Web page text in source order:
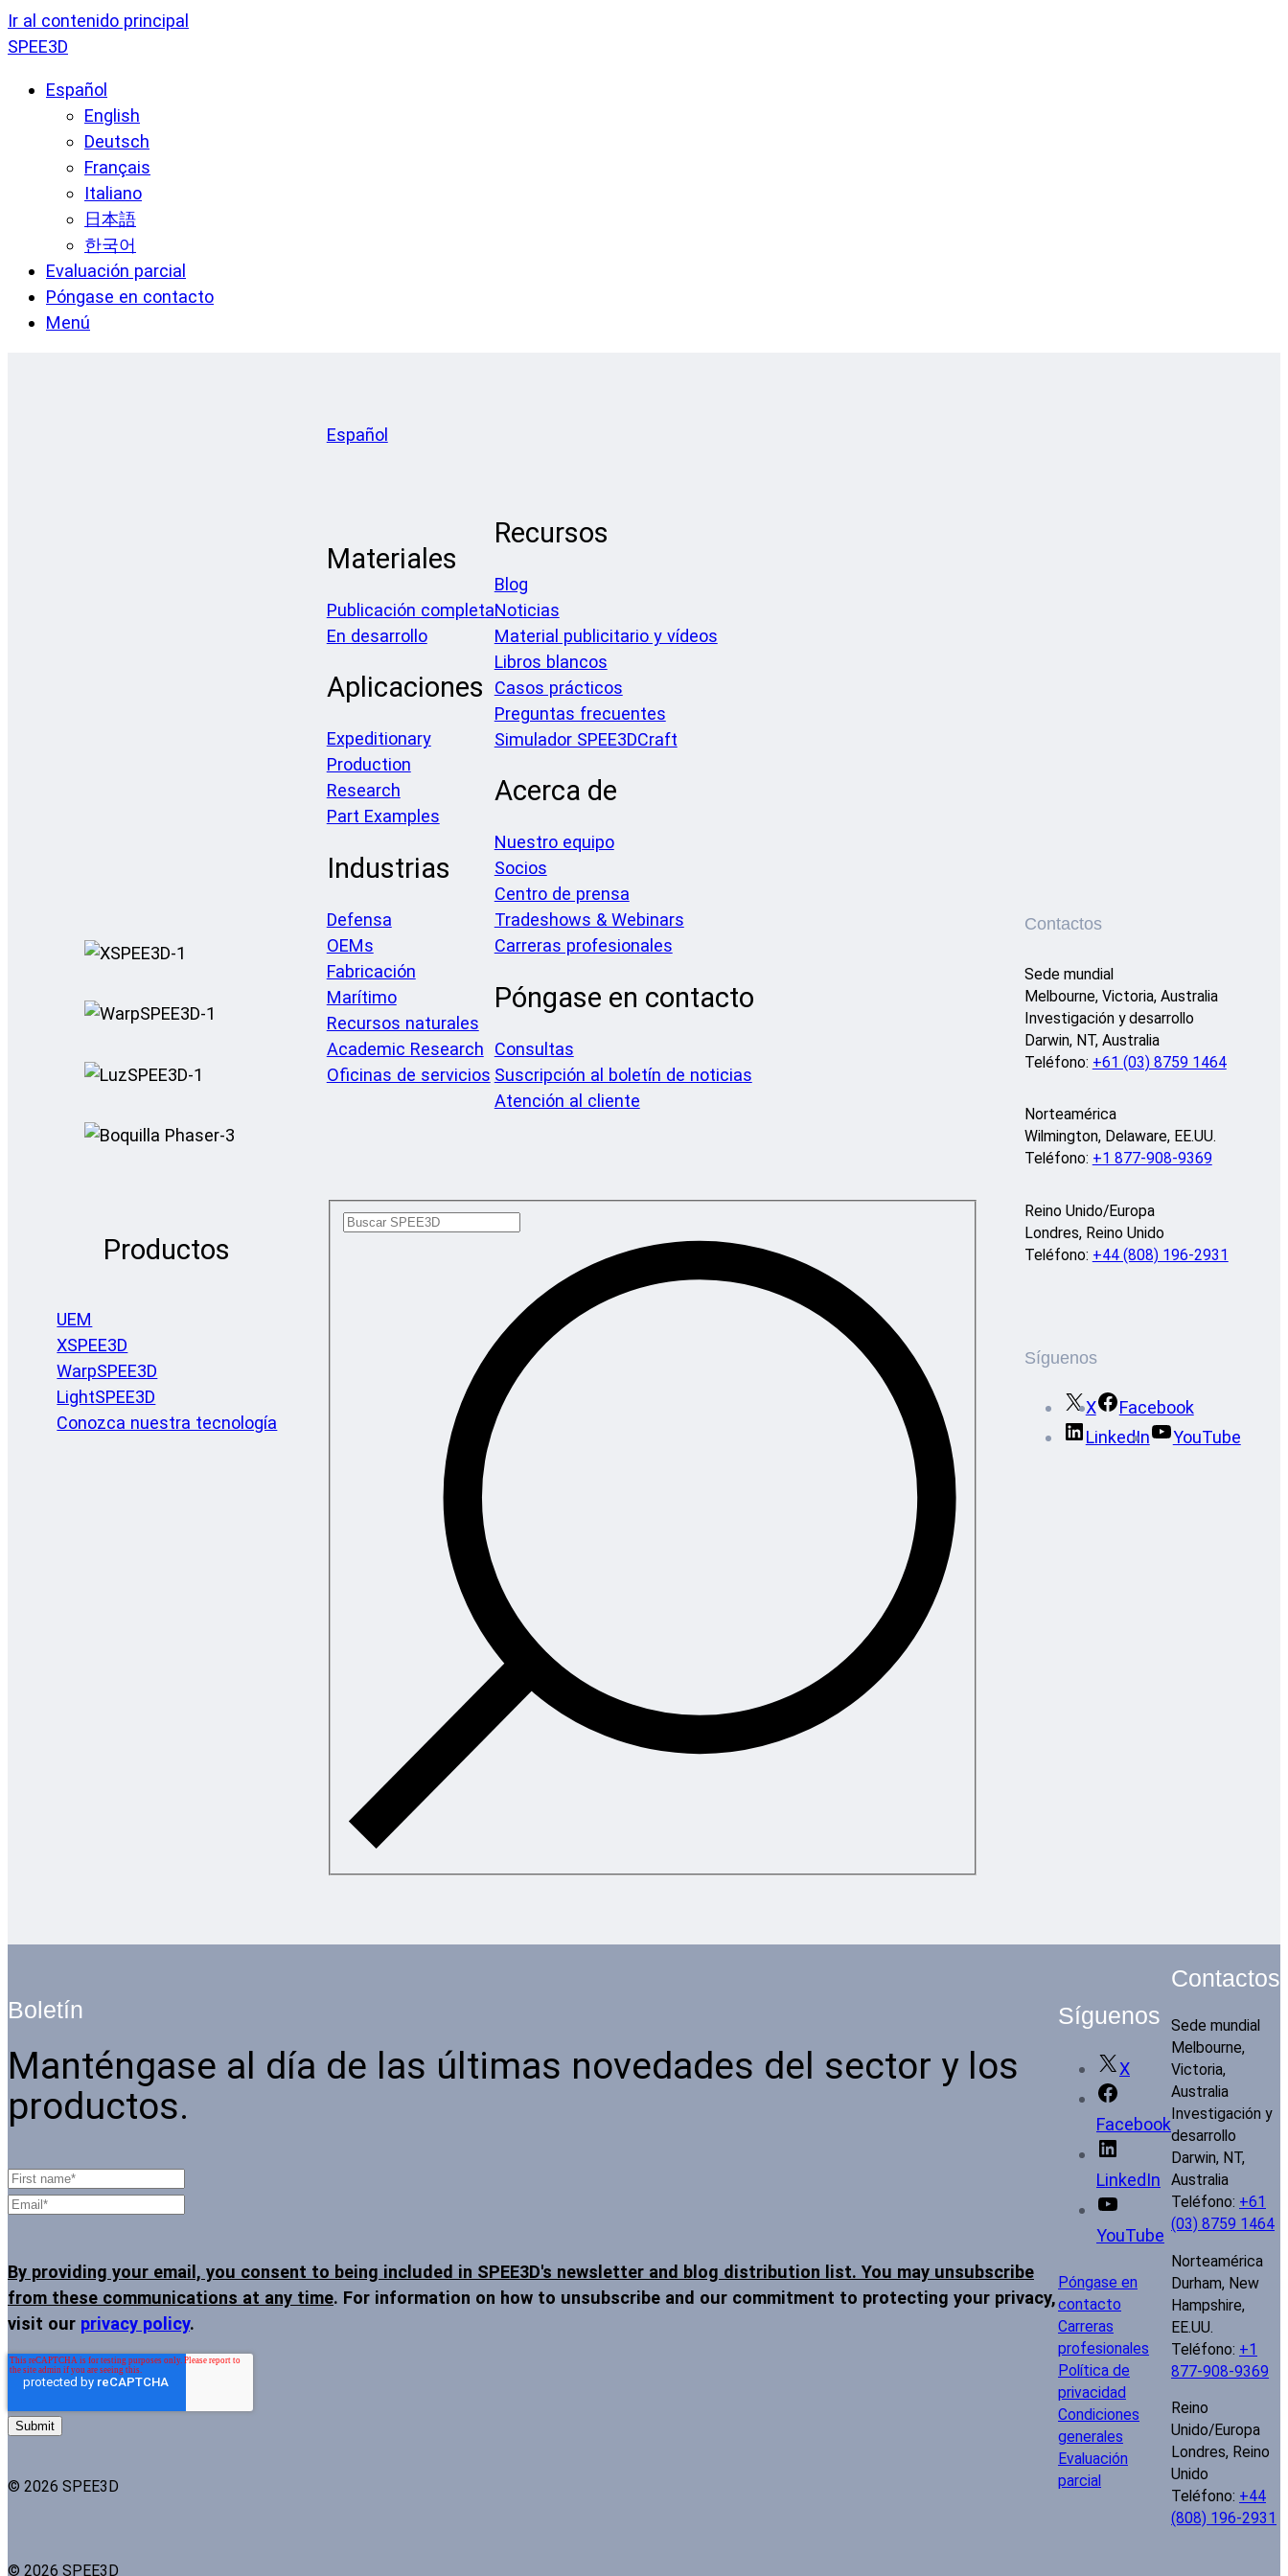
Ir al contenido principal
SPEE3D
Español
English
Deutsch
Français
Italiano
日本語
한국어
Evaluación parcial
Póngase en contacto
Menú
Productos
UEM
XSPEE3D
WarpSPEE3D
LightSPEE3D
Conozca nuestra tecnología
Español
Materiales
Publicación completa
En desarrollo
Aplicaciones
Expeditionary
Production
Research
Part Examples
Industrias
Defensa
OEMs
Fabricación
Marítimo
Recursos naturales
Academic Research
Oficinas de servicios
Recursos
Blog
Noticias
Material publicitario y vídeos
Libros blancos
Casos prácticos
Preguntas frecuentes
Simulador SPEE3DCraft
Acerca de
Nuestro equipo
Socios
Centro de prensa
Tradeshows & Webinars
Carreras profesionales
Póngase en contacto
Consultas
Suscripción al boletín de noticias
Atención al cliente
Contactos
Sede mundial
Melbourne, Victoria, Australia
Investigación y desarrollo
Darwin, NT, Australia
Teléfono: +61 (03) 8759 1464
Norteamérica
Wilmington, Delaware, EE.UU.
Teléfono: +1 877-908-9369
Reino Unido/Europa
Londres, Reino Unido
Teléfono: +44 (808) 196-2931
Síguenos
X
Facebook
LinkedIn
YouTube
Boletín
Manténgase al día de las últimas novedades del sector y los
productos.
By providing your email, you consent to being included in SPEE3D's newsletter and blog distribution list. You may unsubscribe
from these communications at any time. For information on how to unsubscribe and our commitment to protecting your privacy,
visit our privacy policy.
© 2026 SPEE3D
Síguenos
X
Facebook
LinkedIn
YouTube
Póngase en
contacto
Carreras
profesionales
Política de
privacidad
Condiciones
generales
Evaluación
parcial
Contactos
Sede mundial
Melbourne,
Victoria,
Australia
Investigación y
desarrollo
Darwin, NT,
Australia
Teléfono: +61
(03) 8759 1464
Norteamérica
Durham, New
Hampshire,
EE.UU.
Teléfono: +1
877-908-9369
Reino
Unido/Europa
Londres, Reino
Unido
Teléfono: +44
(808) 196-2931
© 2026 SPEE3D